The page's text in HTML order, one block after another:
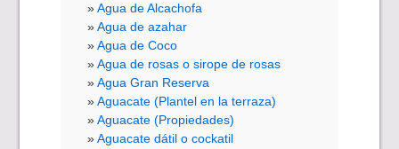
Agua de Alcachofa
Agua de azahar
Agua de Coco
Agua de rosas o sirope de rosas
Agua Gran Reserva
Aguacate (Plantel en la terraza)
Aguacate (Propiedades)
Aguacate dátil o cockatil